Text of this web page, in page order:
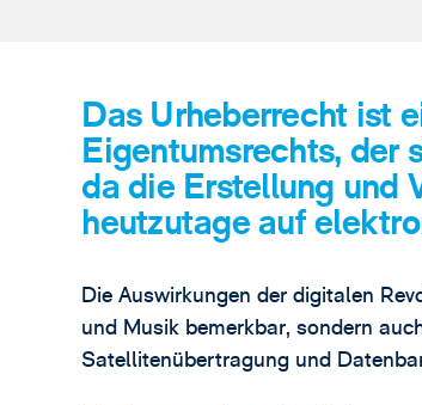
Das Urheberrecht ist
Eigentumsrechts, der
da die Erstellung und
heutzutage auf
Die Auswirkungen der digitalen
und Musik bemerkbar, sondern
Satellitenübertragung und